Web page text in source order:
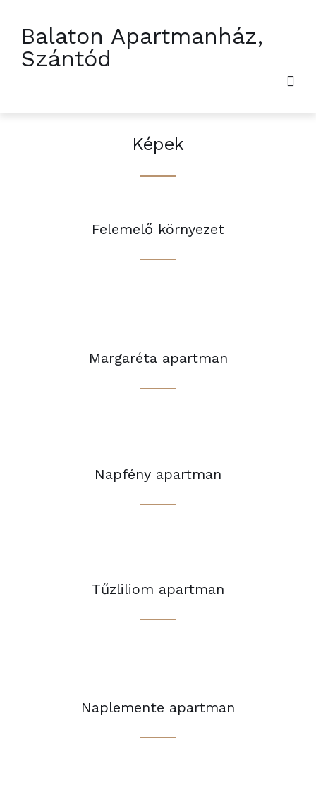
Balaton Apartmanház,
Szántód
Képek
Felemelő környezet
Margaréta apartman
Napfény apartman
Tűzliliom apartman
Naplemente apartman